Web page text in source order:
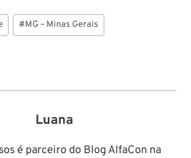
#MG – Minas Gerais
Luana
é parceiro do Blog AlfaCon na